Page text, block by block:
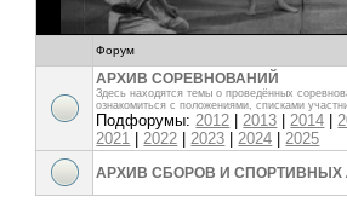
Форум
АРХИВ СОРЕВНОВАНИЙ
Здесь находятся темы о проведённых
ознакомиться с положениями, списками
Подфорумы:2012 |2013 |2014 |
2021 |2022 |2023 |2024 |2025
АРХИВ СБОРОВ И СПОРТИВНЫХ